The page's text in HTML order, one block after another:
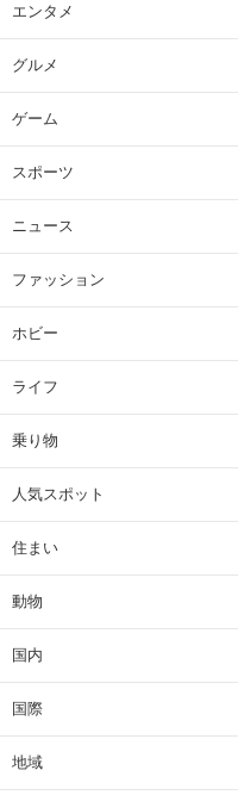
エンタメ
グルメ
ゲーム
スポーツ
ニュース
ファッション
ホビー
ライフ
乗り物
人気スポット
住まい
動物
国内
国際
地域